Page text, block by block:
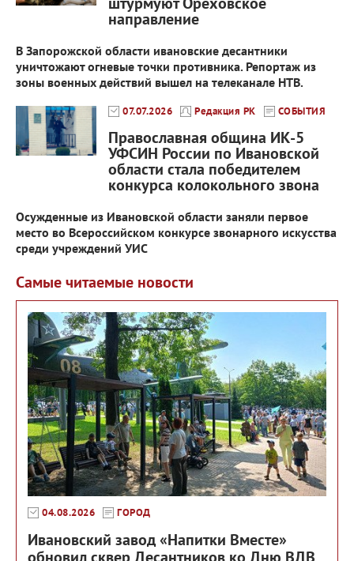
направление
В Запорожской области ивановские десантники
уничтожают огневые точки противника. Репортаж из
зоны военных действий вышел на телеканале НТВ.
07.07.2026 Редакция РК СОБЫТИЯ
Православная община ИК-5
УФСИН России по Ивановской
области стала победителем
конкурса колокольного звона
Осужденные из Ивановской области заняли первое
место во Всероссийском конкурсе звонарного искусства
среди учреждений УИС
Самые читаемые новости
04.08.2026 ГОРОД
Ивановский завод «Напитки Вместе»